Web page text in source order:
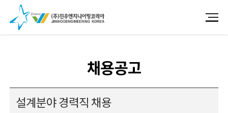
채용공고
설계분야 경력직 채용